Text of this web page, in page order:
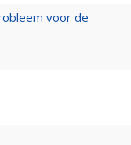
voor de